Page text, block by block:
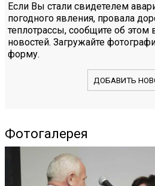
Если Вы стали свидетелем
погодного явления, провала
теплотрассы, сообщите об этом
новостей. Загружайте
форму.
ДОБАВИТЬ
Фотогалерея